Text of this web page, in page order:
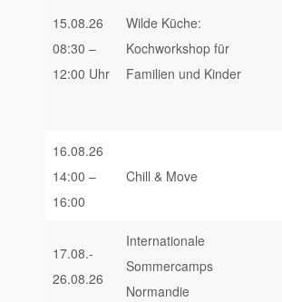
15.08.26
08:30 –
12:00 Uhr
Wilde Küche:
Kochworkshop für
Familien und Kinder
16.08.26
14:00 –
16:00
Chill & Move
17.08.-
26.08.26
Internationale
Sommercamps
Normandie